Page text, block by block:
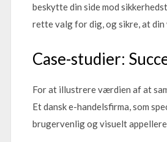
beskytte din side mod
rette valg for dig, og sikre, at din
Case-studier:
For at illustrere værdien af at
Et dansk e-handelsfirma, som
brugervenlig og visuelt